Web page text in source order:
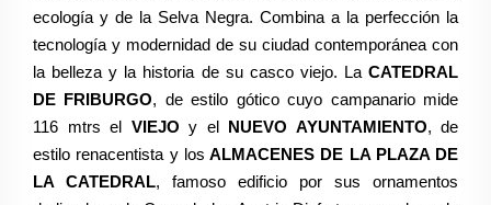
ecología y de la Selva Negra. Combina a la perfección la
tecnología y modernidad de su ciudad contemporánea con
la belleza y la historia de su casco viejo. La CATEDRAL
DE FRIBURGO, de estilo gótico cuyo campanario mide
116 mtrs el VIEJO y el NUEVO AYUNTAMIENTO, de
estilo renacentista y los ALMACENES DE LA PLAZA DE
LA CATEDRAL, famoso edificio por sus ornamentos